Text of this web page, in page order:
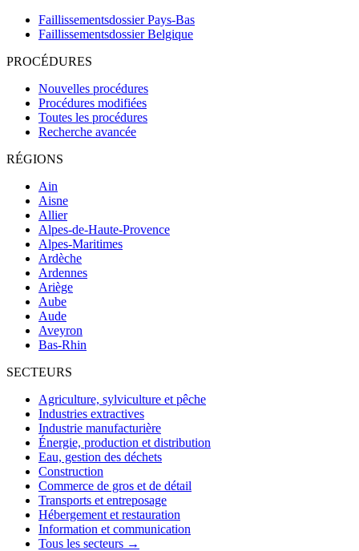
Faillissementsdossier Pays-Bas
Faillissementsdossier Belgique
PROCÉDURES
Nouvelles procédures
Procédures modifiées
Toutes les procédures
Recherche avancée
RÉGIONS
Ain
Aisne
Allier
Alpes-de-Haute-Provence
Alpes-Maritimes
Ardèche
Ardennes
Ariège
Aube
Aude
Aveyron
Bas-Rhin
SECTEURS
Agriculture, sylviculture et pêche
Industries extractives
Industrie manufacturière
Énergie, production et distribution
Eau, gestion des déchets
Construction
Commerce de gros et de détail
Transports et entreposage
Hébergement et restauration
Information et communication
Tous les secteurs →